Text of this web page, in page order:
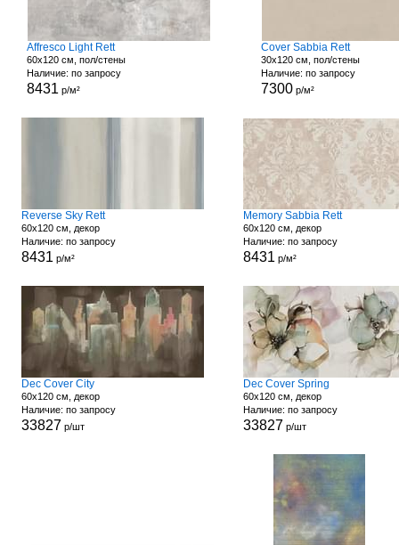
Affresco Light Rett
60x120 см, пол/стены
Наличие: по запросу
8431 р/м²
Cover Sabbia Rett
30x120 см, пол/стены
Наличие: по запросу
7300 р/м²
Reverse Sky Rett
60x120 см, декор
Наличие: по запросу
8431 р/м²
Memory Sabbia Rett
60x120 см, декор
Наличие: по запросу
8431 р/м²
Dec Cover City
60x120 см, декор
Наличие: по запросу
33827 р/шт
Dec Cover Spring
60x120 см, декор
Наличие: по запросу
33827 р/шт